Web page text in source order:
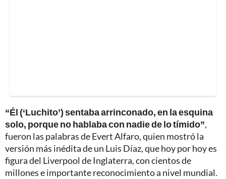
“Él (‘Luchito’) sentaba arrinconado, en la esquina
solo, porque no hablaba con nadie de lo tímido”,
fueron las palabras de Evert Alfaro, quien mostró la
versión más inédita de un Luis Díaz, que hoy por hoy es
figura del Liverpool de Inglaterra, con cientos de
millones e importante reconocimiento a nivel mundial.